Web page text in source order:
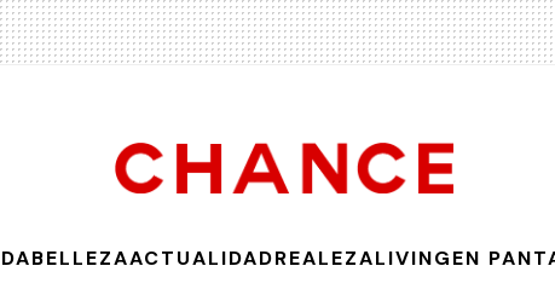
BELLEZAACTUALIDADREALEZALIVINGEN